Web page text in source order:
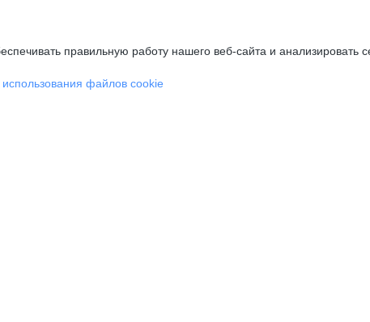
правильную работу нашего веб-сайта и анализировать
файлов cookie